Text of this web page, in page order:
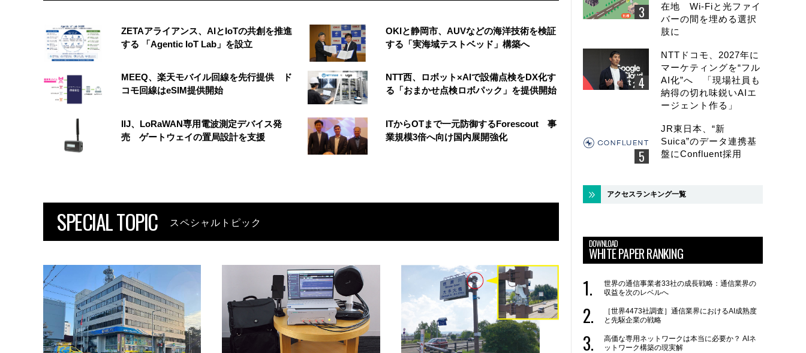
ZETAアライアンス、AIとIoTの共創を推進
する 「Agentic IoT Lab」を設立
OKIと静岡市、AUVなどの海洋技術を検証
する「実海域テストベッド」構築へ
MEEQ、楽天モバイル回線を先行提供 ド
コモ回線はeSIM提供開始
NTT西、ロボット×AIで設備点検をDX化す
る「おまかせ点検ロボパック」を提供開始
IIJ、LoRaWAN専用電波測定デバイス発
売 ゲートウェイの置局設計を支援
ITからOTまで一元防御するForescout 事
業規模3倍へ向け国内展開強化
SPECIAL TOPIC スペシャルトピック
在地 Wi-Fiと光ファイ
バーの間を埋める選択
肢に
NTTドコモ、2027年に
マーケティングを“フル
AI化”へ 「現場社員も
納得の切れ味鋭いAIエ
ージェント作る」
JR東日本、“新
Suica”のデータ連携基
盤にConfluent採用
アクセスランキング一覧
DOWNLOAD
WHITE PAPER RANKING
世界の通信事業者33社の成長戦略：通信業界の
収益を次のレベルへ
［世界4473社調査］通信業界におけるAI成熟度
と先駆企業の戦略
高価な専用ネットワークは本当に必要か？ AIネ
ットワーク構築の現実解